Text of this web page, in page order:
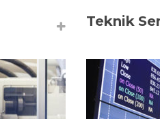
Teknik